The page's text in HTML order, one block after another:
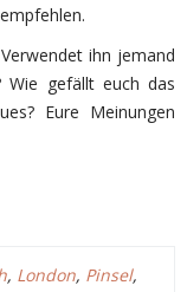
ihn jemand
Wie gefällt euch das
Eure Meinungen
, London, Pinsel,